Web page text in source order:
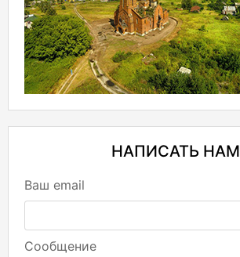
НАПИСАТЬ НАМ
Ваш email
Сообщение